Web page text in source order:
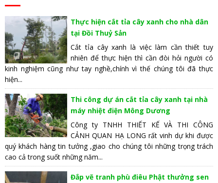
Thực hiện cắt tỉa cây xanh cho nhà dân
tại Đồi Thuỷ Sản
Cắt tỉa cây xanh là việc làm cần thiết tuy
nhiên để thực hiện thì cần đòi hỏi người có
kinh nghiệm cũng như tay nghề,chính vì thế chúng tôi đã thực
hiện...
Thi công dự án cắt tỉa cây xanh tại nhà
máy nhiệt điện Mông Dương
Công ty TNHH THIẾT KẾ VÀ THI CÔNG
CẢNH QUAN HẠ LONG rất vinh dự khi được
quý khách hàng tin tưởng ,giao cho chúng tôi những trọng trách
cao cả trong suốt những năm...
Đắp vẽ tranh phù điêu Phật thưởng sen